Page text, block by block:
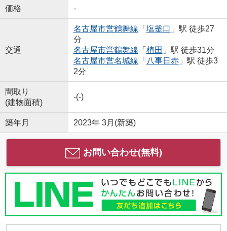
価格 -
交通
名古屋市営鶴舞線 「 塩釜口 」駅 徒歩27
分
名古屋市営鶴舞線 「 植田 」駅 徒歩31分
名古屋市営名城線 「 八事日赤」駅 徒歩3
2分
間取り
(建物面積)
-(-)
築年月 2023年 3月(新築)
お問い合わせ(無料)